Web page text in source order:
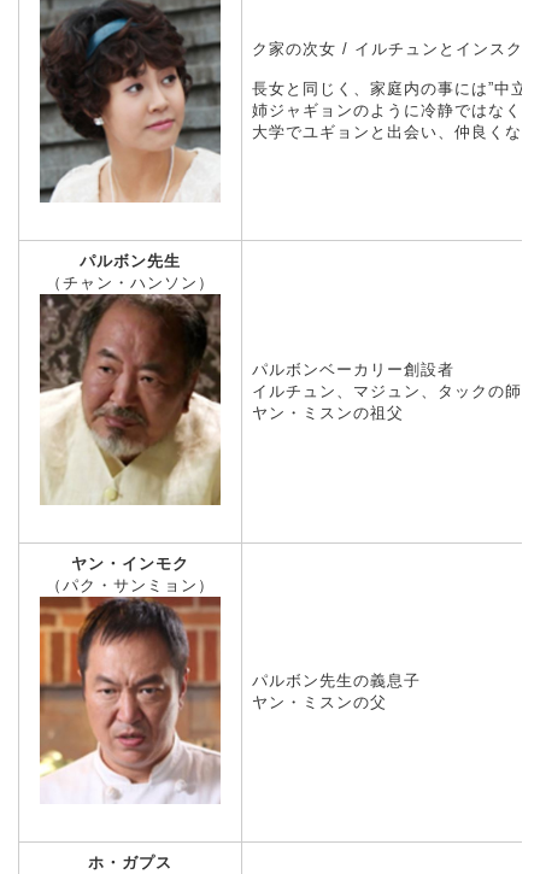
ク家の次女 / イルチュンとインスク
長女と同じく、家庭内の事には”中立”
姉ジャギョンのように冷静ではなく
大学でユギョンと出会い、仲良くな
パルボン先生
（チャン・ハンソン）
パルボンベーカリー創設者
イルチュン、マジュン、タックの師匠
ヤン・ミスンの祖父
ヤン・インモク
（パク・サンミョン）
パルボン先生の義息子
ヤン・ミスンの父
ホ・ガプス